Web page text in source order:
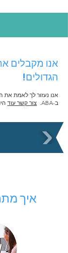
אנו מקבלים
הגדולים!
אנו נעזור לך לאמת את
ב-ABA.
צור קשר עוד
איך